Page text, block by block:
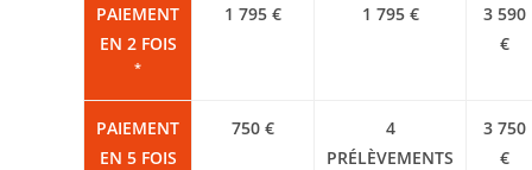
PAIEMENT
EN 2 FOIS
*
1 795 € 1 795 €
3 590
€
PAIEMENT
EN 5 FOIS
750 €
4
PRÉLÈVEMENTS
3 750
€